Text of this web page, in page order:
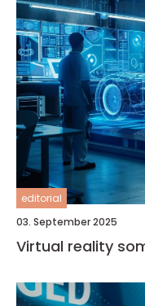
editorial
03. September 2025
Virtual reality